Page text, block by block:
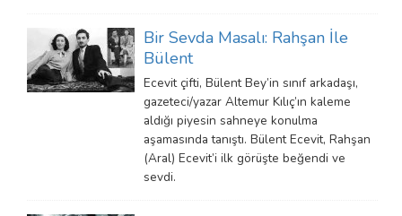
Bir Sevda Masalı: Rahşan İle
Bülent
Ecevit çifti, Bülent Bey’in sınıf arkadaşı,
gazeteci/yazar Altemur Kılıç’ın kaleme
aldığı piyesin sahneye konulma
aşamasında tanıştı. Bülent Ecevit, Rahşan
(Aral) Ecevit’i ilk görüşte beğendi ve
sevdi.